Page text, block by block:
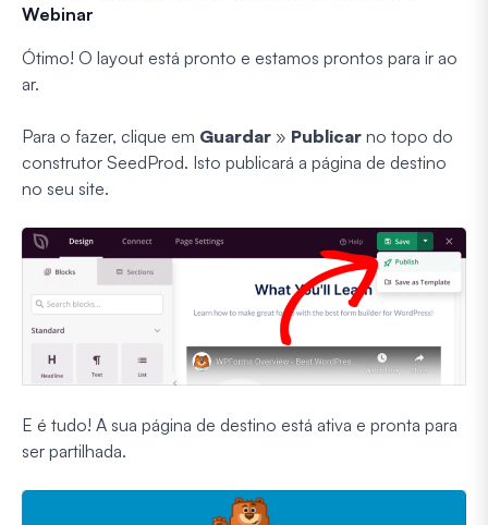
Webinar
Ótimo! O layout está pronto e estamos prontos para ir ao
ar.
Para o fazer, clique em Guardar » Publicar no topo do
construtor SeedProd. Isto publicará a página de destino
no seu site.
E é tudo! A sua página de destino está ativa e pronta para
ser partilhada.